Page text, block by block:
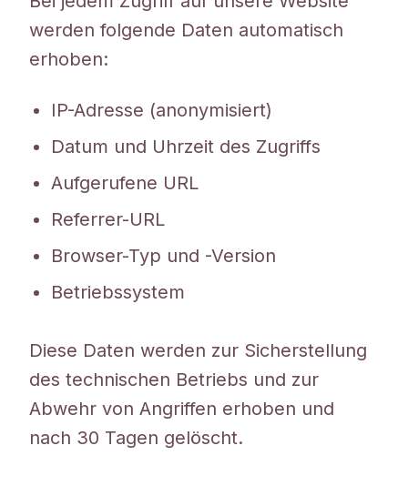
werden folgende Daten automatisch
erhoben:
IP-Adresse (anonymisiert)
Datum und Uhrzeit des Zugriffs
Aufgerufene URL
Referrer-URL
Browser-Typ und -Version
Betriebssystem
Diese Daten werden zur Sicherstellung
des technischen Betriebs und zur
Abwehr von Angriffen erhoben und
nach 30 Tagen gelöscht.